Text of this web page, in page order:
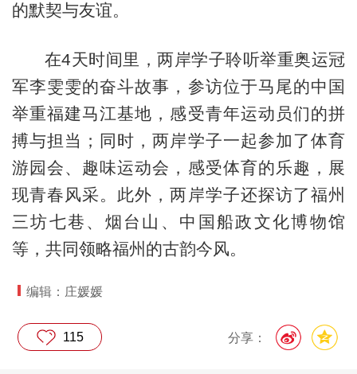
的默契与友谊。
在4天时间里，两岸学子聆听举重奥运冠
军李雯雯的奋斗故事，参访位于马尾的中国
举重福建马江基地，感受青年运动员们的拼
搏与担当；同时，两岸学子一起参加了体育
游园会、趣味运动会，感受体育的乐趣，展
现青春风采。此外，两岸学子还探访了福州
三坊七巷、烟台山、中国船政文化博物馆
等，共同领略福州的古韵今风。
编辑：庄媛媛
分享：
115